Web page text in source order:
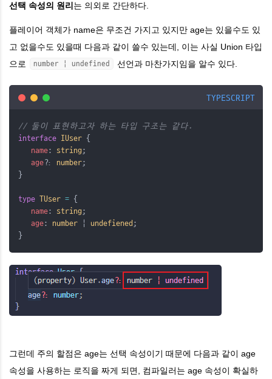
선택 속성의 원리 는 의외로 간단하다.
플레이어 객체가 name은 무조건 가지고 있지만 age는 있을수도 있
고 없을수도 있을때 다음과 같이 쓸수 있는데, 이는 사실 Union 타입
으로
number | undefined 선언과 마찬가지임을 알수 있다.
TYPESCRIPT
// 둘이 표현하고자 하는 타입 구조는 같다.
interface IUser {
name: string ;
age?: number;
}
type TUser = {
name: string ;
age: number | undefiened ;
}
그런데 주의 할점은 age는 선택 속성이기 때문에 다음과 같이 age
속성을 사용하는 로직을 짜게 되면, 컴파일러는 age 속성이 확실하